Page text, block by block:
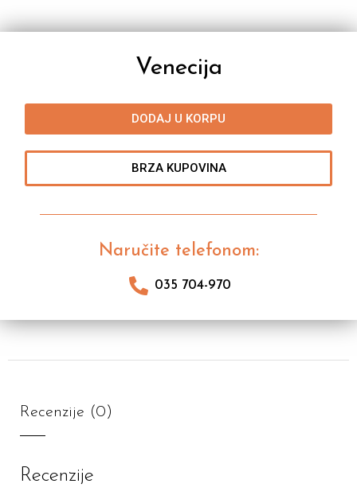
Venecija
DODAJ U KORPU
BRZA KUPOVINA
Naručite telefonom:
035 704-970
Recenzije (0)
Recenzije